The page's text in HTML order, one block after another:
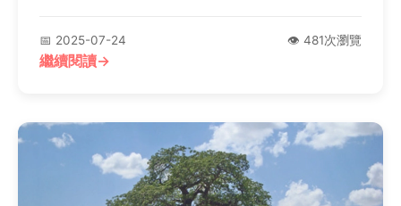
點，提供寓教於樂的體驗，讓全家大小輕鬆規劃完美行
程！
📅 2025-07-24 👁️ 481次瀏覽
繼續閱讀